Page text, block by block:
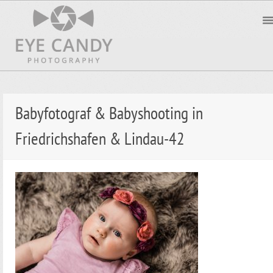
Babyfotograf & Babyshooting in
Friedrichshafen & Lindau-42